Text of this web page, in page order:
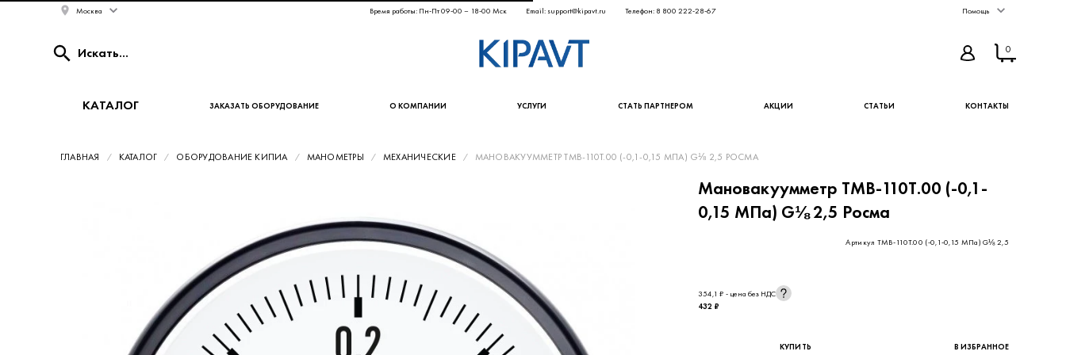
Москва Время работы: Пн-Пт 09-00 – 18-00 Мск Email: support@kipavt.ru Телефон: 8 800 222-28-67 Помощь
0
КАТАЛОГ ЗАКАЗАТЬ ОБОРУДОВАНИЕ О КОМПАНИИ УСЛУГИ СТАТЬ ПАРТНЕРОМ АКЦИИ СТАТЬИ КОНТАКТЫ
ГЛАВНАЯ КАТАЛОГ ОБОРУДОВАНИЕ КИПИА МАНОМЕТРЫ МЕХАНИЧЕСКИЕ МАНОВАКУУММЕТР ТМВ-110Т.00 (-0,1-0,15 МПА) G⅛ 2,5 РОСМА
Мановакуумметр ТМВ-110Т.00 (-0,1-
0,15 МПа) G⅛ 2,5 Росма
Артикул ТМВ-110Т.00 (-0,1-0,15 МПа) G⅛ 2,5
354,1 ₽ - цена без НДС
432 ₽
КУПИТЬ В ИЗБРАННОЕ